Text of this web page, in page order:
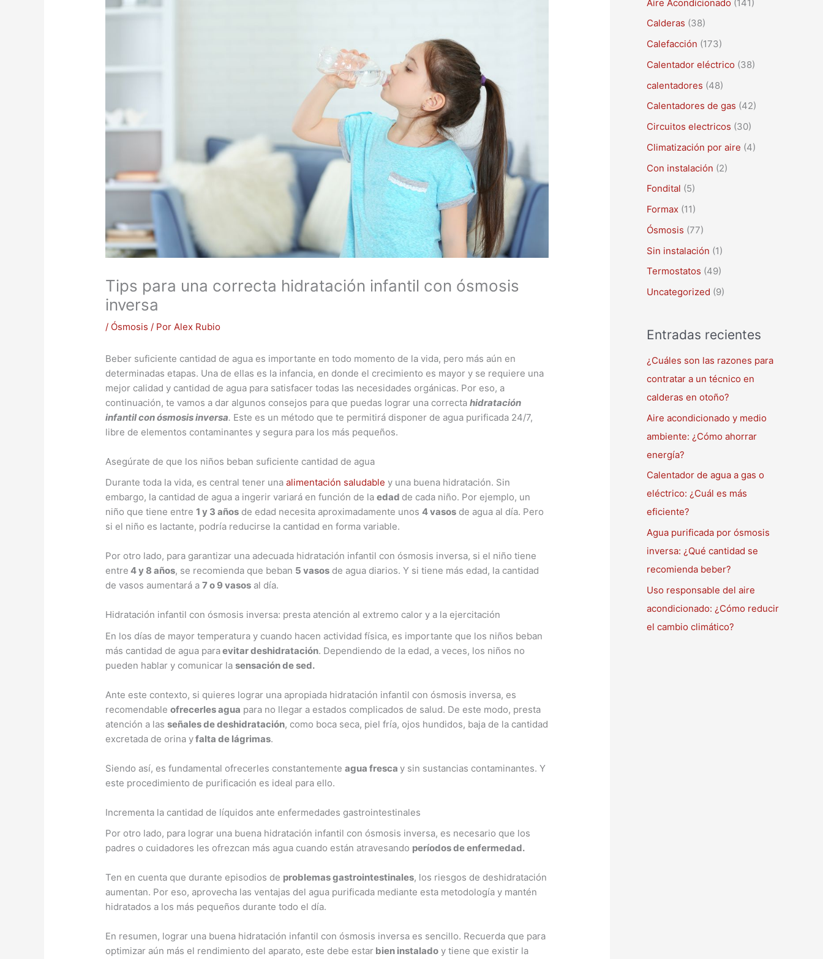
Tips para una correcta hidratación infantil con ósmosis
inversa
/ Ósmosis / PorAlex Rubio
Beber suficiente cantidad de agua es importante en todo momento de la vida, pero más aún en
determinadas etapas. Una de ellas es la infancia, en donde el crecimiento es mayor y se requiere una
mejor calidad y cantidad de agua para satisfacer todas las necesidades orgánicas. Por eso, a
continuación, te vamos a dar algunos consejos para que puedas lograr una correctahidratación
infantil con ósmosis inversa. Este es un método que te permitirá disponer de agua purificada 24/7,
libre de elementos contaminantes y segura para los más pequeños.
Asegúrate de que los niños beban suficiente cantidad de agua
Durante toda la vida, es central tener unaalimentación saludable y una buena hidratación. Sin
embargo, la cantidad de agua a ingerir variará en función de laedad de cada niño. Por ejemplo, un
niño que tiene entre1 y 3 años de edad necesita aproximadamente unos4 vasos de agua al día. Pero
si el niño es lactante, podría reducirse la cantidad en forma variable.
Por otro lado, para garantizar una adecuada hidratación infantil con ósmosis inversa, si el niño tiene
entre 4 y 8 años, se recomienda que beban 5 vasos de agua diarios. Y si tiene más edad, la cantidad
de vasos aumentará a7 o 9 vasos al día.
Hidratación infantil con ósmosis inversa: presta atención al extremo calor y a la ejercitación
En los días de mayor temperatura y cuando hacen actividad física, es importante que los niños beban
más cantidad de agua paraevitar deshidratación. Dependiendo de la edad, a veces, los niños no
pueden hablar y comunicar lasensación de sed.
Ante este contexto, si quieres lograr una apropiada hidratación infantil con ósmosis inversa, es
recomendableofrecerles agua para no llegar a estados complicados de salud. De este modo, presta
atención a lasseñales de deshidratación, como boca seca, piel fría, ojos hundidos, baja de la cantidad
excretada de orina yfalta de lágrimas.
Siendo así, es fundamental ofrecerles constantementeagua frescay sin sustancias contaminantes. Y
este procedimiento de purificación es ideal para ello.
Incrementa la cantidad de líquidos ante enfermedades gastrointestinales
Por otro lado, para lograr una buena hidratación infantil con ósmosis inversa, es necesario que los
padres o cuidadores les ofrezcan más agua cuando están atravesando períodos de enfermedad.
Ten en cuenta que durante episodios de problemas gastrointestinales, los riesgos de deshidratación
aumentan. Por eso, aprovecha las ventajas del agua purificada mediante esta metodología y mantén
hidratados a los más pequeños durante todo el día.
En resumen, lograr una buena hidratación infantil con ósmosis inversa es sencillo. Recuerda que para
optimizar aún más el rendimiento del aparato, este debe estar bien instalado y tiene que existir la
a
r
p
o
Aire Acondicionado (141)
Calderas (38)
Calefacción (173)
Calentador eléctrico (38)
calentadores (48)
Calentadores de gas (42)
Circuitos electricos (30)
Climatización por aire (4)
Con instalación (2)
Fondital (5)
Formax (11)
Ósmosis (77)
Sin instalación (1)
Termostatos (49)
Uncategorized (9)
Entradas recientes
¿Cuáles son las razones para
contratar a un técnico en
calderas en otoño?
Aire acondicionado y medio
ambiente: ¿Cómo ahorrar
energía?
Calentador de agua a gas o
eléctrico: ¿Cuál es más
eficiente?
Agua purificada por ósmosis
inversa: ¿Qué cantidad se
recomienda beber?
Uso responsable del aire
acondicionado: ¿Cómo reducir
el cambio climático?